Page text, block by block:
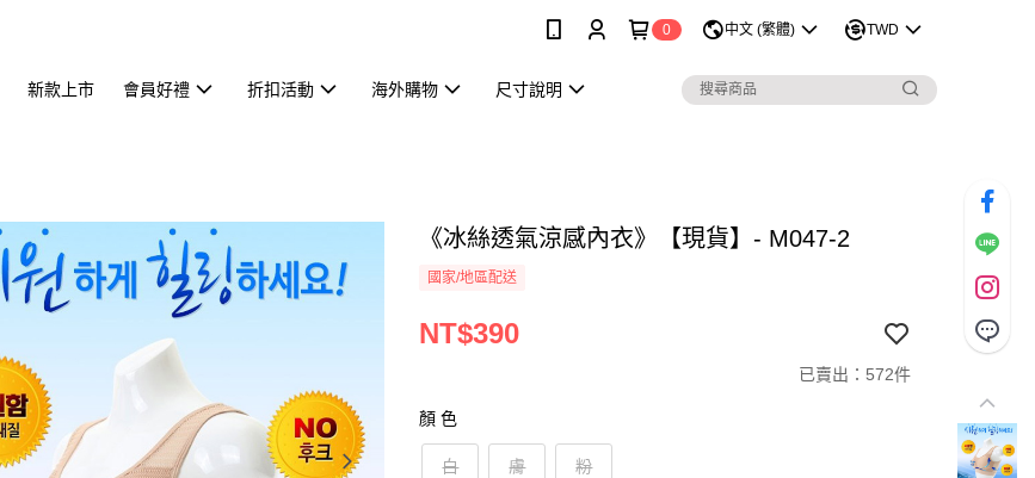
0 中文 (繁體) TWD
新款上市 會員好禮 折扣活動 海外購物 尺寸說明
《冰絲透氣涼感內衣》【現貨】- M047-2
國家/地區配送
NT$390
已賣出：572件
顏 色
白 膚 粉